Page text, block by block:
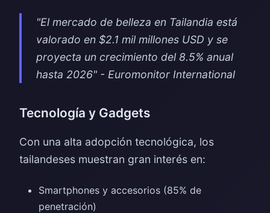
"El mercado de belleza en Tailandia está
valorado en $2.1 mil millones USD y se
proyecta un crecimiento del 8.5% anual
hasta 2026" - Euromonitor International
Tecnología y Gadgets
Con una alta adopción tecnológica, los
tailandeses muestran gran interés en:
Smartphones y accesorios (85% de
penetración)